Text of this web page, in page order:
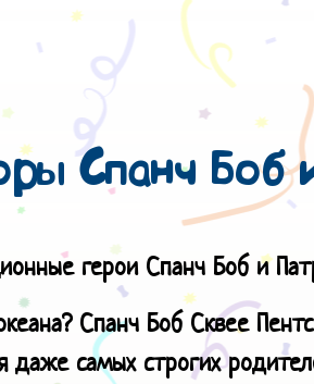
Спанч Боб
герои Спанч Боб и
Спанч Боб Сквее
даже самых строгих